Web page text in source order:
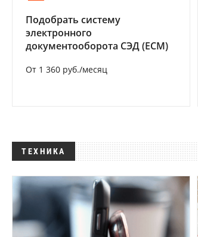
Подобрать систему
электронного
документооборота СЭД (ECM)
От 1 360 руб./месяц
ТЕХНИКА